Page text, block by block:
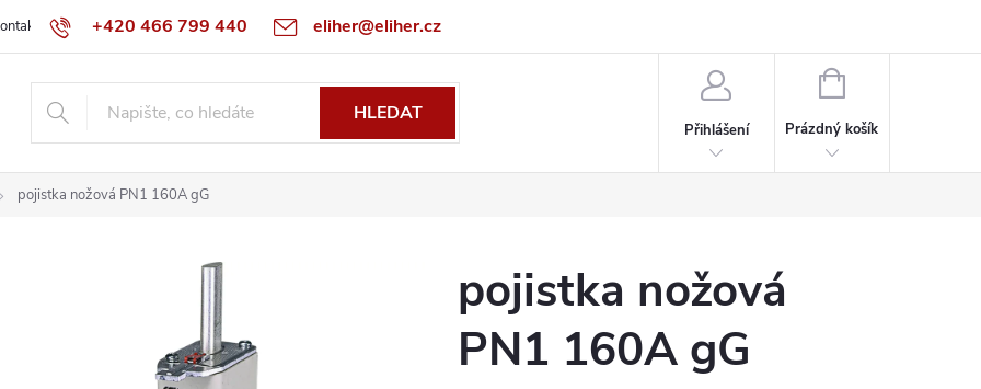
+420 466 799 440 eliher@eliher.cz
Obchodní podmínky Reklamační řád Specialista na Bordeaux
HLEDAT
Přihlášení
NÁKUPNÍ
Prázdný košík
pojistka nožová PN1 160A gG
pojistka nožová
PN1 160A gG